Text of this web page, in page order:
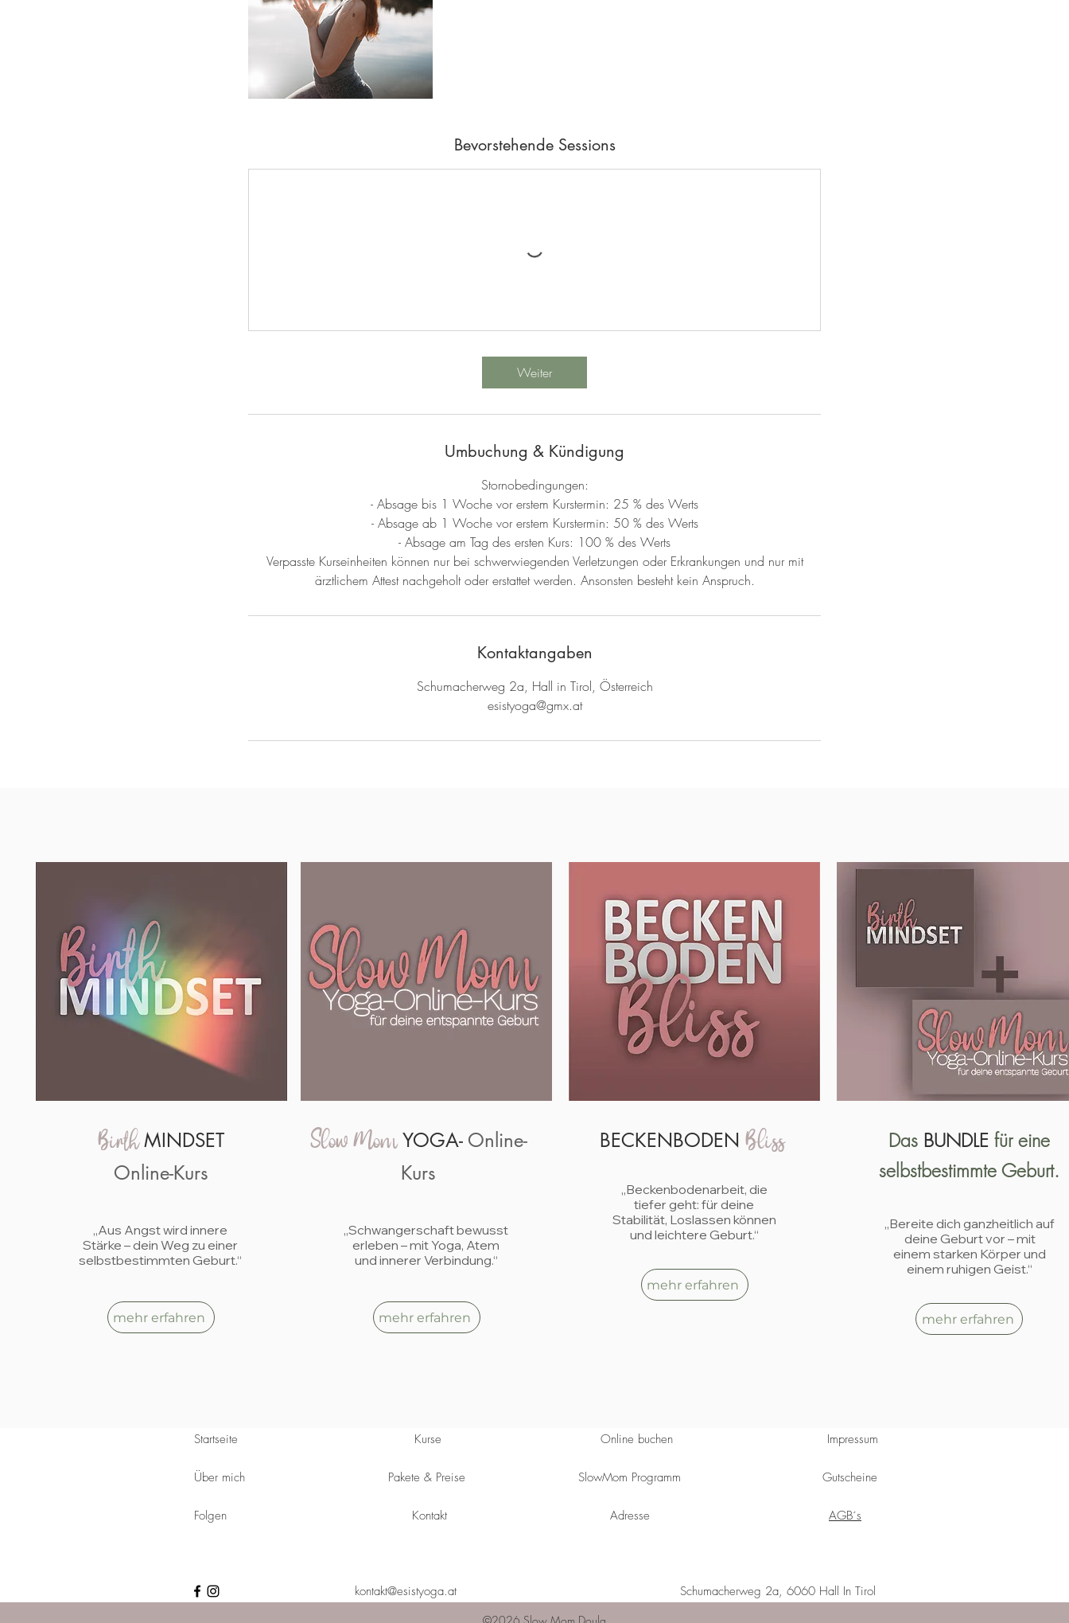
Bevorstehende Sessions
Weiter
Umbuchung & Kündigung
Stornobedingungen:
- Absage bis 1 Woche vor erstem Kurstermin: 25 % des Werts
- Absage ab 1 Woche vor erstem Kurstermin: 50 % des Werts
- Absage am Tag des ersten Kurs: 100 % des Werts
Verpasste Kurseinheiten können nur bei schwerwiegenden Verletzungen oder Erkrankungen und nur mit
ärztlichem Attest nachgeholt oder erstattet werden. Ansonsten besteht kein Anspruch.
Kontaktangaben
Schumacherweg 2a, Hall in Tirol, Österreich
esistyoga@gmx.at
BirthMINDSET
Online-Kurs
„Aus Angst wird innere
Stärke – dein Weg zu einer
selbstbestimmten Geburt.“
mehr erfahren
Slow MomYOGA- Online-
Kurs
„Schwangerschaft bewusst
erleben – mit Yoga, Atem
und innerer Verbindung.“
mehr erfahren
BECKENBODEN Bliss
„Beckenbodenarbeit, die
tiefer geht: für deine
Stabilität, Loslassen können
und leichtere Geburt.“
mehr erfahren
Das BUNDLE für eine
selbstbestimmte Geburt.
„Bereite dich ganzheitlich auf
deine Geburt vor – mit
einem starken Körper und
einem ruhigen Geist.“
mehr erfahren
Startseite
Über mich
Folgen
Kurse
Pakete & Preise
Kontakt
kontakt@esistyoga.at
Online buchen
SlowMom Programm
Adresse
Impressum
Gutscheine
AGB´s
Schumacherweg 2a, 6060 Hall In Tirol